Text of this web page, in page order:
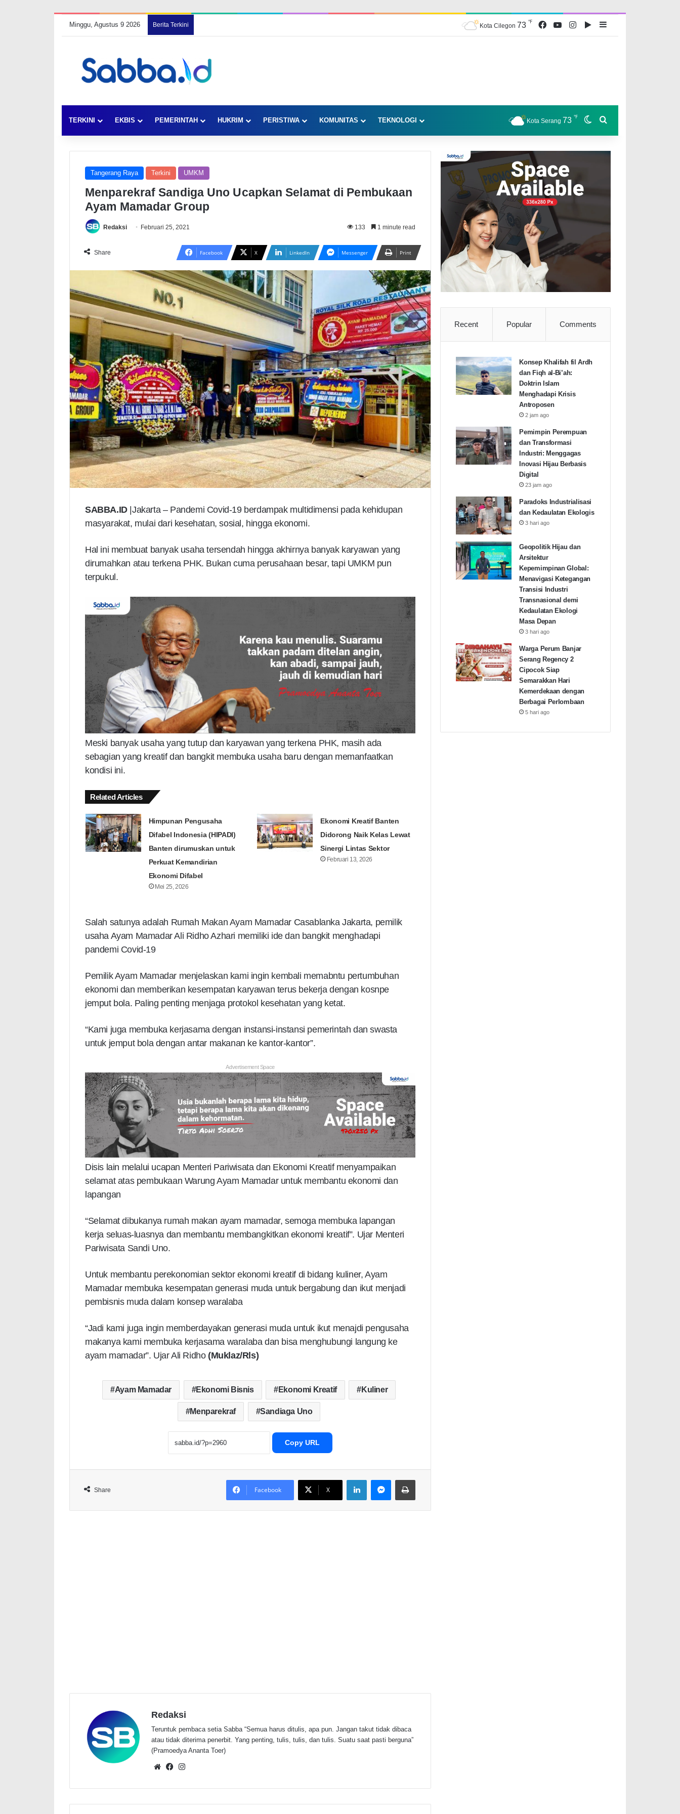
Minggu, Agustus 9 2026 Berita Terkini Kota Cilegon 73 ℉ Facebook
YouTubeInstagramGoogle Play
Sidebar
TERKINI EKBIS PEMERINTAH HUKRIM PERISTIWA KOMUNITAS TEKNOLOGI Kota Serang 73 ℉ Switch skin
Tangerang Raya Terkini UMKM
Menparekraf Sandiga Uno Ucapkan Selamat di Pembukaan
Ayam Mamadar Group
Redaksi Februari 25, 2021 133 1 minute read
Share Facebook X LinkedIn Messenger Print
SABBA.ID|Jakarta – Pandemi Covid-19 berdampak multidimensi pada kehidupan
masyarakat, mulai dari kesehatan, sosial, hingga ekonomi.
Hal ini membuat banyak usaha tersendah hingga akhirnya banyak karyawan yang
dirumahkan atau terkena PHK. Bukan cuma perusahaan besar, tapi UMKM pun
terpukul.
Meski banyak usaha yang tutup dan karyawan yang terkena PHK, masih ada
sebagian yang kreatif dan bangkit membuka usaha baru dengan memanfaatkan
kondisi ini.
Related Articles
Himpunan Pengusaha
Difabel Indonesia (HIPADI)
Banten dirumuskan untuk
Perkuat Kemandirian
Ekonomi Difabel
Mei 25, 2026
Ekonomi Kreatif Banten
Didorong Naik Kelas Lewat
Sinergi Lintas Sektor
Februari 13, 2026
Salah satunya adalah Rumah Makan Ayam Mamadar Casablanka Jakarta, pemilik
usaha Ayam Mamadar Ali Ridho Azhari memiliki ide dan bangkit menghadapi
pandemi Covid-19
Pemilik Ayam Mamadar menjelaskan kami ingin kembali memabntu pertumbuhan
ekonomi dan memberikan kesempatan karyawan terus bekerja dengan kosnpe
jemput bola. Paling penting menjaga protokol kesehatan yang ketat.
“Kami juga membuka kerjasama dengan instansi-instansi pemerintah dan swasta
untuk jemput bola dengan antar makanan ke kantor-kantor”.
Advertisement Space
Disis lain melalui ucapan Menteri Pariwisata dan Ekonomi Kreatif menyampaikan
selamat atas pembukaan Warung Ayam Mamadar untuk membantu ekonomi dan
lapangan
“Selamat dibukanya rumah makan ayam mamadar, semoga membuka lapangan
kerja seluas-luasnya dan membantu membangkitkan ekonomi kreatif”. Ujar Menteri
Pariwisata Sandi Uno.
Untuk membantu perekonomian sektor ekonomi kreatif di bidang kuliner, Ayam
Mamadar membuka kesempatan generasi muda untuk bergabung dan ikut menjadi
pembisnis muda dalam konsep waralaba
“Jadi kami juga ingin memberdayakan generasi muda untuk ikut menajdi pengusaha
makanya kami membuka kerjasama waralaba dan bisa menghubungi langung ke
ayam mamadar”. Ujar Ali Ridho (Muklaz/Rls)
Ayam Mamadar Ekonomi Bisnis Ekonomi Kreatif Kuliner
Menparekraf Sandiaga Uno
Copy URL
Share Facebook X
LinkedInMessengerPrint
Redaksi
Teruntuk pembaca setia Sabba “Semua harus ditulis, apa pun. Jangan takut tidak dibaca
atau tidak diterima penerbit. Yang penting, tulis, tulis, dan tulis. Suatu saat pasti berguna”
(Pramoedya Ananta Toer)
WebsiteFacebook
Recent Popular Comments
Konsep Khalifah fil Ardh
dan Fiqh al-Bi’ah:
Doktrin Islam
Menghadapi Krisis
Antroposen
2 jam ago
Pemimpin Perempuan
dan Transformasi
Industri: Menggagas
Inovasi Hijau Berbasis
Digital
23 jam ago
Paradoks Industrialisasi
dan Kedaulatan Ekologis
3 hari ago
Geopolitik Hijau dan
Arsitektur
Kepemimpinan Global:
Menavigasi Ketegangan
Transisi Industri
Transnasional demi
Kedaulatan Ekologi
Masa Depan
3 hari ago
Warga Perum Banjar
Serang Regency 2
Cipocok Siap
Semarakkan Hari
Kemerdekaan dengan
Berbagai Perlombaan
5 hari ago